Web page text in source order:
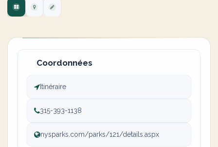
Coordonnées
Itinéraire
315-393-1138
nysparks.com/parks/121/details.aspx